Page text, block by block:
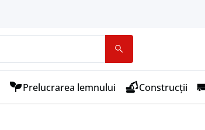
Prelucrarea lemnului Construcții